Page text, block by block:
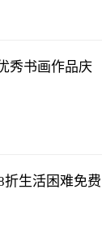
秀书画作品庆
折生活困难免